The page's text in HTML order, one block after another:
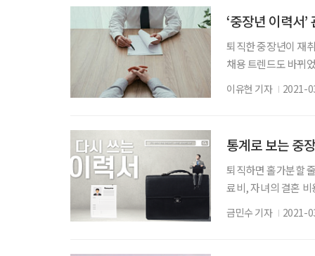
‘중장년 이력서
퇴직한 중장년이 재
채용 트렌드도 바뀌
것만으로는 인사
대신 긴 세월 쌓아
이유현 기자 2021-
통계로 보는 중
퇴직하면 홀가분할
료비, 자녀의 결혼
게 퇴직을 했다면
바스를 겪고 있는
금민수 기자 2021-